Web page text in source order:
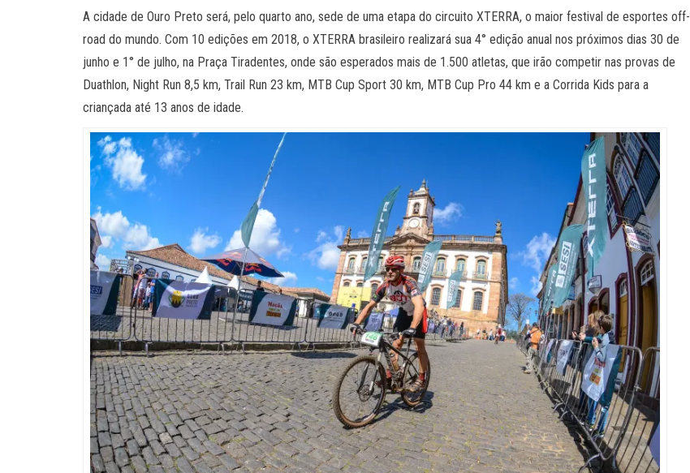
A cidade de Ouro Preto será, pelo quarto ano, sede de uma etapa do circuito XTERRA, o maior festival de esportes off-
road do mundo. Com 10 edições em 2018, o XTERRA brasileiro realizará sua 4° edição anual nos próximos dias 30 de
junho e 1° de julho, na Praça Tiradentes, onde são esperados mais de 1.500 atletas, que irão competir nas provas de
Duathlon, Night Run 8,5 km, Trail Run 23 km, MTB Cup Sport 30 km, MTB Cup Pro 44 km e a Corrida Kids para a
criançada até 13 anos de idade.